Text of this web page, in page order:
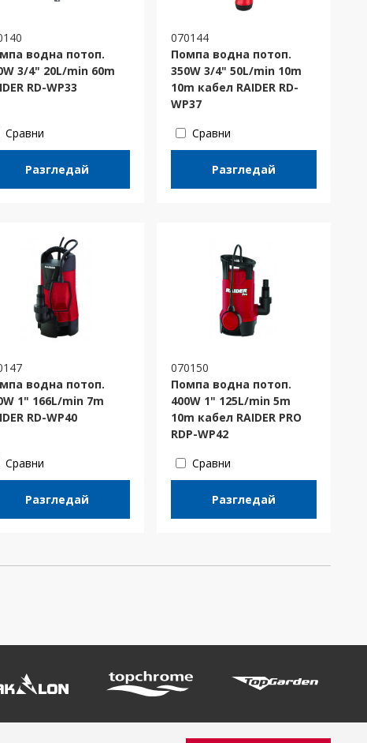
водна потоп.
3/4" 20L/min 60m
RD-WP33
Сравни
Разгледай
070144
Помпа водна потоп.
350W 3/4" 50L/min 10m
10m кабел RAIDER RD-
WP37
Сравни
Разгледай
водна потоп.
1" 166L/min 7m
RD-WP40
Сравни
Разгледай
070150
Помпа водна потоп.
400W 1" 125L/min 5m
10m кабел RAIDER PRO
RDP-WP42
Сравни
Разгледай